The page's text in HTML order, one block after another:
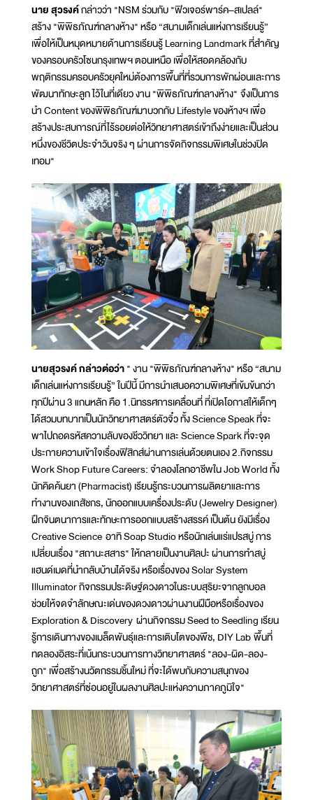
นาย สุวรงค์กล่าวว่า "NSM ร่วมกับ "ฟิวเจอร์พาร์ค–สเปลล์"
สร้าง "พิพิธภัณฑ์กลางห้าง" หรือ “สนามเด็กเล่นแห่งการเรียนรู้”
เพื่อให้เป็นหมุดหมายด้านการเรียนรู้ Learning Landmark ที่สำคัญ
ของครอบครัวโซนกรุงเทพฯ ตอนเหนือ เพื่อให้สอดคล้องกับ
พฤติกรรมครอบครัวยุคใหม่ต้องการพื้นที่ที่รวมการพักผ่อนและการ
พัฒนาทักษะลูก ไว้ในที่เดียว งาน "พิพิธภัณฑ์กลางห้าง" จึงเป็นการ
นำ Content ของพิพิธภัณฑ์มาบวกกับ Lifestyle ของห้างฯ เพื่อ
สร้างประสบการณ์ที่ไร้รอยต่อให้วิทยาศาสตร์เข้าถึงง่ายและเป็นส่วน
หนึ่งของชีวิตประจำวันจริง ๆ ผ่านการจัดกิจกรรมพิเศษในช่วงปิด
เทอม"
นายสุวรงค์ กล่าวต่อว่า" งาน "พิพิธภัณฑ์กลางห้าง" หรือ “สนาม
เด็กเล่นแห่งการเรียนรู้” ในปีนี้ มีการนำเสนอความพิเศษที่เข้มข้นกว่า
ทุกปีผ่าน 3 แกนหลัก คือ 1.นิทรรศการเคลื่อนที่ ที่เปิดโอกาสให้เด็กๆ
ได้สวมบทบาทเป็นนักวิทยาศาสตร์ตัวจิ๋ว ทั้ง Science Speak ที่จะ
พาไปถอดรหัสความลับของชีววิทยา และ Science Spark ที่จะจุด
ประกายความเข้าใจเรื่องฟิสิกส์ผ่านการเล่นด้วยตนเอง 2.กิจกรรม
Work Shop Future Careers: จำลองโลกอาชีพใน Job World ทั้ง
นักคิดค้นยา (Pharmacist) เรียนรู้กระบวนการผลิตยาและการ
ทำงานของเภสัชกร, นักออกแบบเครื่องประดับ (Jewelry Designer)
ฝึกจินตนาการและทักษะการออกแบบสร้างสรรค์ เป็นต้น ยังมีเรื่อง
Creative Science อาทิ Soap Studio หรือนักเล่นแร่แปรสบู่ การ
เปลี่ยนเรื่อง "สถานะสสาร" ให้กลายเป็นงานศิลปะ ผ่านการทำสบู่
แฮนด์เมดที่นำกลับบ้านได้จริง หรือเรื่องของ Solar System
Illuminator กิจกรรมประดิษฐ์ดวงดาวในระบบสุริยะจากลูกบอล
ช่วยให้จดจำลักษณะเด่นของดวงดาวผ่านงานฝีมือหรือเรื่องของ
Exploration & Discovery ผ่านกิจกรรม Seed to Seedling เรียน
รู้การเดินทางของเมล็ดพันธุ์และการเติบโตของพืช, DIY Lab พื้นที่
ทดลองอิสระที่เน้นกระบวนการทางวิทยาศาสตร์ "ลอง-ผิด-ลอง-
ถูก" เพื่อสร้างนวัตกรรมชิ้นใหม่ ที่จะได้พบกับความสนุกของ
วิทยาศาสตร์ที่ซ่อนอยู่ในผลงานศิลปะแห่งความภาคภูมิใจ"